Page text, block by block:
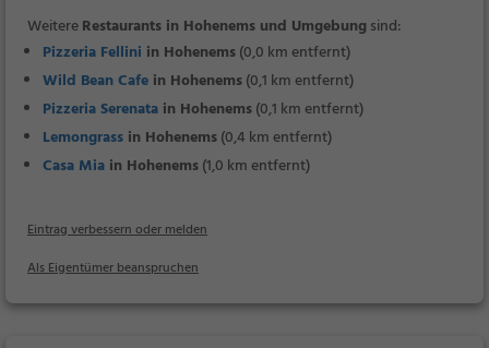
WeitereRestaurants in Hohenems und Umgebungsind:
Pizzeria Fellini in Hohenems(0,0 km entfernt)
Wild Bean Cafe in Hohenems(0,1 km entfernt)
Pizzeria Serenata in Hohenems(0,1 km entfernt)
Lemongrass in Hohenems(0,4 km entfernt)
Casa Mia in Hohenems(1,0 km entfernt)
Eintrag verbessern oder melden
Als Eigentümer beanspruchen